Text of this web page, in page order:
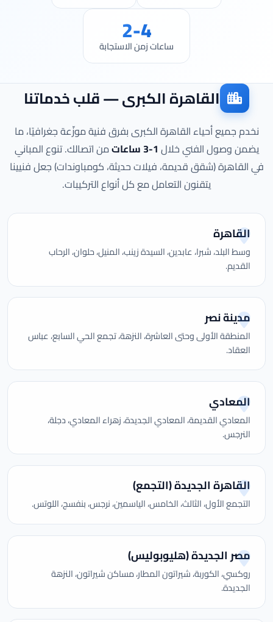
2-4
ساعات زمن الاستجابة
القاهرة الكبرى — قلب خدماتنا
نخدم جميع أحياء القاهرة الكبرى بفرق فنية موزّعة جغرافيًا، ما
يضمن وصول الفني خلال 1-3 ساعات
من اتصالك. تنوع المباني
في القاهرة (شقق قديمة، فيلات حديثة، كومباوندات) جعل فنيينا
يتقنون التعامل مع كل أنواع التركيبات.
القاهرة
وسط البلد، شبرا، عابدين، السيدة زينب، المنيل، حلوان، الرحاب
القديم.
مدينة نصر
المنطقة الأولى وحتى العاشرة، النزهة، تجمع الحي السابع، عباس
العقاد.
المعادي
المعادي القديمة، المعادي الجديدة، زهراء المعادي، دجلة،
النرجس.
القاهرة الجديدة (التجمع)
التجمع الأول، الثالث، الخامس، الياسمين، نرجس، بنفسج، اللوتس.
مصر الجديدة (هليوبوليس)
روكسي، الكوربة، شيراتون المطار، مساكن شيراتون، النزهة
الجديدة.